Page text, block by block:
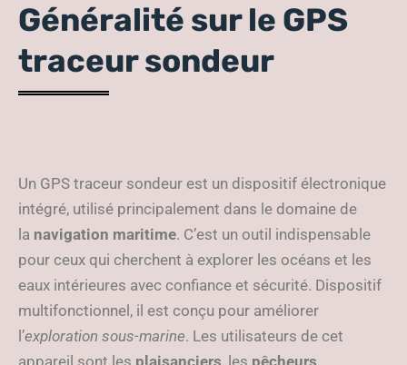
Généralité sur le GPS
traceur sondeur
Un GPS traceur sondeur est un dispositif électronique
intégré, utilisé principalement dans le domaine de
la navigation maritime. C’est un outil indispensable
pour ceux qui cherchent à explorer les océans et les
eaux intérieures avec confiance et sécurité. Dispositif
multifonctionnel, il est conçu pour améliorer
l’exploration sous-marine. Les utilisateurs de cet
appareil sont les plaisanciers, les pêcheurs,